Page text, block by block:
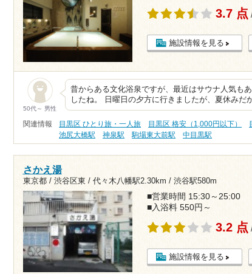
3.7 点
施設情報を見る
50代～ 男性
昔からある文化浴泉ですが、最近はサウナ人気も
したね。 日曜日の夕方に行きましたが、夏休み
関連情報 目黒区 ひとり旅・一人旅 目黒区 格安（1,000円以下）
池尻大橋駅
神泉駅 駒場東大前駅 中目黒駅
さかえ湯
東京都 / 渋谷区東 / 代々木八幡駅2.30km / 渋谷駅580m
■営業時間 15:30～25:00
■入浴料 550円～
3.2 点
施設情報を見る